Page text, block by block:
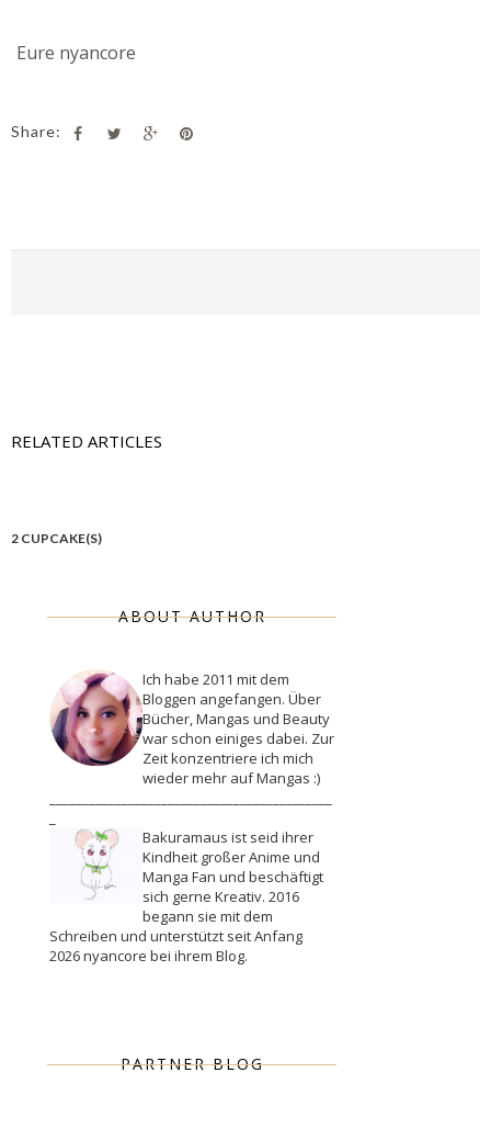
Eure nyancore
Share:
RELATED ARTICLES
2 CUPCAKE(S)
ABOUT AUTHOR
Ich habe 2011 mit dem
Bloggen angefangen. Über
Bücher, Mangas und Beauty
war schon einiges dabei. Zur
Zeit konzentriere ich mich
wieder mehr auf Mangas :)
Bakuramaus ist seid ihrer
Kindheit großer Anime und
Manga Fan und beschäftigt
sich gerne Kreativ. 2016
begann sie mit dem
Schreiben und unterstützt seit Anfang
2026 nyancore bei ihrem Blog.
PARTNER BLOG